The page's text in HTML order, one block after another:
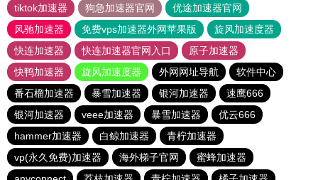
tiktok加速器
狗急加速器官网
优途加速器官网
风驰加速器
免费vps加速器外网苹果版
旋风加速度器
快连加速器
快连加速器官网入口
原子加速器
快鸭加速器
旋风加速度器 外网网址导航
软件中心
番石榴加速器
暴雪加速器 银河加速器
速鹰666
银河加速器
veee加速器 暴雪加速器
优云666
hammer加速器
白鲸加速器
青柠加速器
vp(永久免费)加速器
海外梯子官网
蜜蜂加速器